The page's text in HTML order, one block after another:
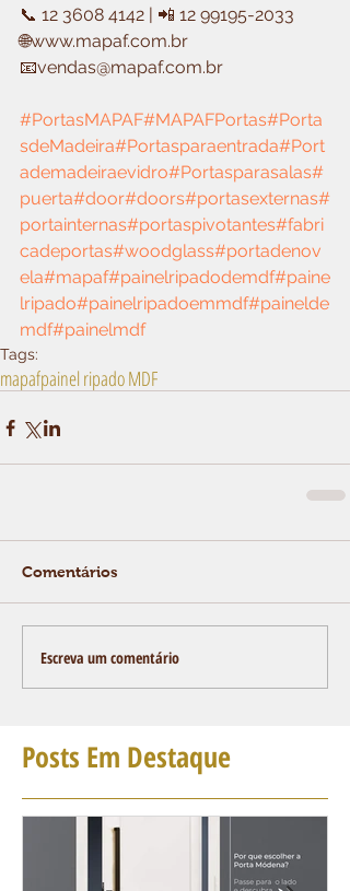
📞 12 3608 4142 | 📲 12 99195-2033
🌐www.mapaf.com.br
📧vendas@mapaf.com.br
#PortasMAPAF#MAPAFPortas#Porta
sdeMadeira#Portasparaentrada#Port
ademadeiraevidro#Portasparasalas#
puerta#door#doors#portasexternas#
portainternas#portaspivotantes#fabri
cadeportas#woodglass#portadenov
ela#mapaf#painelripadodemdf#paine
lripado#painelripadoemmdf#painelde
mdf#painelmdf
Tags:
mapafpainel ripado MDF
Comentários
Escreva um comentário
Posts Em Destaque